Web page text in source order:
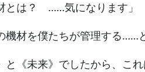
とは？ ……気になります」
材を僕たちが管理する……
と《未来》でしたから、こ